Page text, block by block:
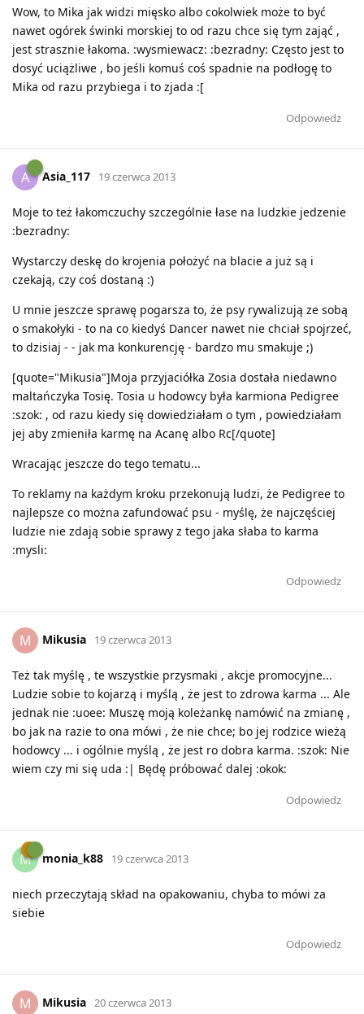
Wow, to Mika jak widzi mięsko albo cokolwiek może to być
nawet ogórek świnki morskiej to od razu chce się tym zająć ,
jest strasznie łakoma. :wysmiewacz: :bezradny: Często jest to
dosyć uciążliwe , bo jeśli komuś coś spadnie na podłogę to
Mika od razu przybiega i to zjada :[
Odpowiedz
A Asia_117 19 czerwca 2013
Moje to też łakomczuchy szczególnie łase na ludzkie jedzenie
:bezradny:
Wystarczy deskę do krojenia położyć na blacie a już są i
czekają, czy coś dostaną :)
U mnie jeszcze sprawę pogarsza to, że psy rywalizują ze sobą
o smakołyki - to na co kiedyś Dancer nawet nie chciał spojrzeć,
to dzisiaj - - jak ma konkurencję - bardzo mu smakuje ;)
[quote="Mikusia"]Moja przyjaciółka Zosia dostała niedawno
maltańczyka Tosię. Tosia u hodowcy była karmiona Pedigree
:szok: , od razu kiedy się dowiedziałam o tym , powiedziałam
jej aby zmieniła karmę na Acanę albo Rc[/quote]
Wracając jeszcze do tego tematu...
To reklamy na każdym kroku przekonują ludzi, że Pedigree to
najlepsze co można zafundować psu - myślę, że najczęściej
ludzie nie zdają sobie sprawy z tego jaka słaba to karma
:mysli:
Odpowiedz
M Mikusia 19 czerwca 2013
Też tak myślę , te wszystkie przysmaki , akcje promocyjne...
Ludzie sobie to kojarzą i myślą , że jest to zdrowa karma ... Ale
jednak nie :uoee: Muszę moją koleżankę namówić na zmianę ,
bo jak na razie to ona mówi , że nie chce; bo jej rodzice wieżą
hodowcy ... i ogólnie myślą , że jest ro dobra karma. :szok: Nie
wiem czy mi się uda :| Będę próbować dalej :okok:
Odpowiedz
M monia_k88 19 czerwca 2013
niech przeczytają skład na opakowaniu, chyba to mówi za
siebie
Odpowiedz
M Mikusia 20 czerwca 2013